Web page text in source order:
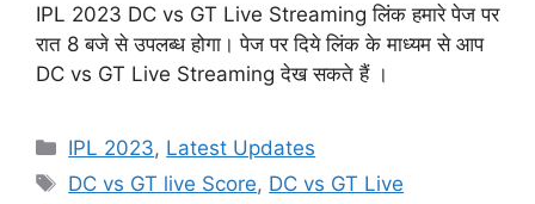
IPL 2023 DC vs GT Live Streaming लिंक हमारे पेज पर
रात 8 बजे से उपलब्ध होगा। पेज पर दिये लिंक के माध्यम से आप
DC vs GT Live Streaming देख सकते हैं ।
Categories
IPL 2023, Latest Updates
Tags
DC vs GT live Score, DC vs GT Live